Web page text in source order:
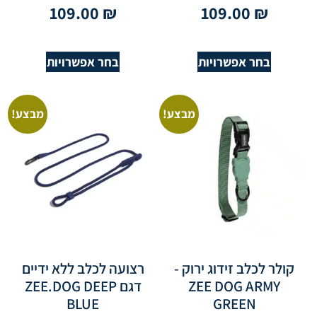
109.00 ₪
בחר אפשרויות
109.00 ₪
בחר אפשרויות
מבצע!
קולר לכלב זידוג ירוק -
ZEE DOG ARMY
GREEN
מבצע!
רצועה לכלב ללא ידיים
דגם ZEE.DOG DEEP
BLUE